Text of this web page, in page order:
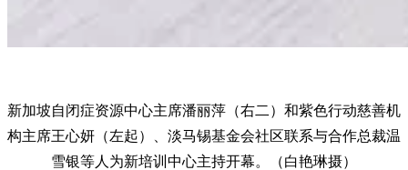
新加坡自闭症资源中心主席潘丽萍（右二）和紫色行动慈善机
构主席王心妍（左起）、淡马锡基金会社区联系与合作总裁温
雪银等人为新培训中心主持开幕。（白艳琳摄）